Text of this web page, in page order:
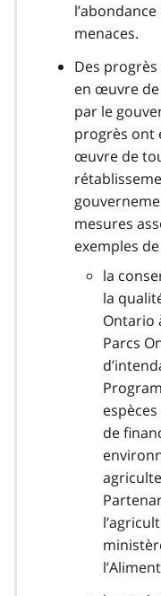
menaces.
Des
en œuvre
par le
progrès ont
œuvre de
mesures
exemples
la
la
Ontario
Parcs
de